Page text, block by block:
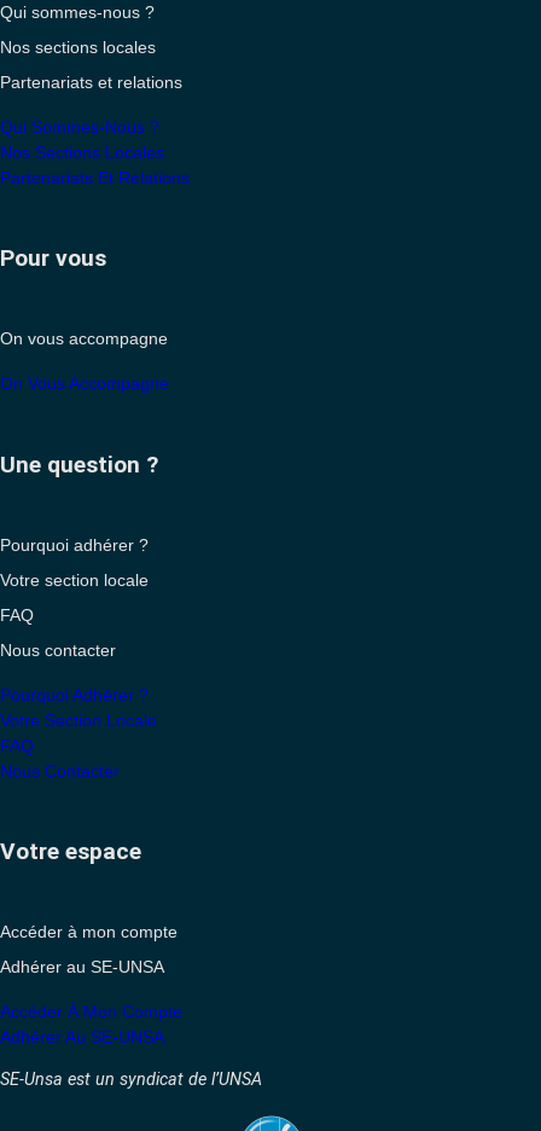
Qui sommes-nous ?
Nos sections locales
Partenariats et relations
Qui Sommes-Nous ?
Nos Sections Locales
Partenariats Et Relations
Pour vous
On vous accompagne
On Vous Accompagne
Une question ?
Pourquoi adhérer ?
Votre section locale
FAQ
Nous contacter
Pourquoi Adhérer ?
Votre Section Locale
FAQ
Nous Contacter
Votre espace
Accéder à mon compte
Adhérer au SE-UNSA
Accéder À Mon Compte
Adhérer Au SE-UNSA
SE-Unsa est un syndicat de l’UNSA